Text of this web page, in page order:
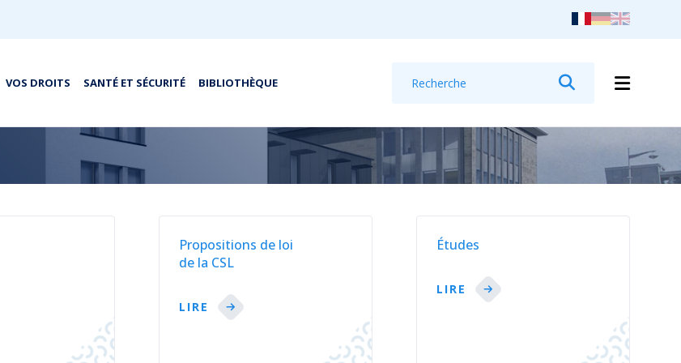
VOS DROITS SANTÉ ET SÉCURITÉ BIBLIOTHÈQUE
Propositions de loi
de la CSL
LIRE
Études
LIRE